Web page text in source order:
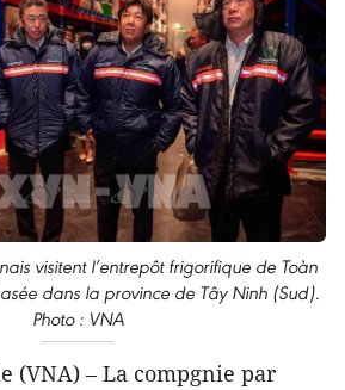
visitent l’entrepôt frigorifique de Toàn
dans la province de Tây Ninh (Sud).
Photo : VNA
(VNA) – La compgnie par